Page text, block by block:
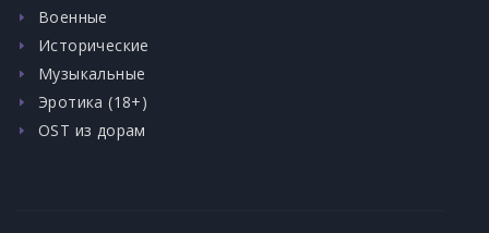
Военные
Исторические
Музыкальные
Эротика (18+)
OST из дорам